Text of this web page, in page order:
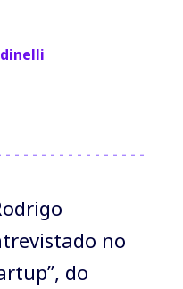
no
do